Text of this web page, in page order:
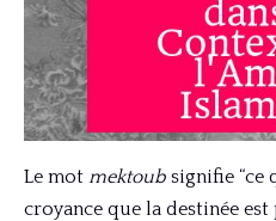
Le mot mektoub signifie “ce
croyance que la destinée